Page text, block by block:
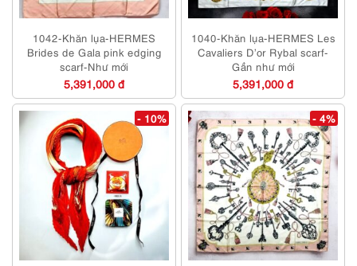
1042-Khăn lụa-HERMES
Brides de Gala pink edging
scarf-Như mới
5,391,000 đ
1040-Khăn lụa-HERMES Les
Cavaliers D’or Rybal scarf-
Gần như mới
5,391,000 đ
- 10% - 4%